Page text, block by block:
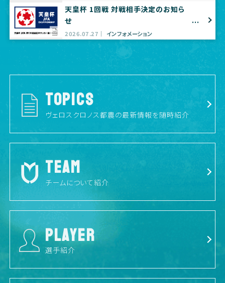
天皇杯 1回戦 対戦相手決定のお知ら
せ
2026.07.27 インフォメーション
TOPICS
ヴェロスクロノス都農の最新情報を随時紹介
TEAM
チームについて紹介
PLAYER
選手紹介